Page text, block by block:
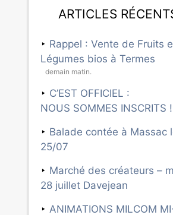
Articles
Rappel : Vente de Fruits
Légumes bios à Termes
demain matin.
C’EST OFFICIEL :
NOUS SOMMES INSCRITS !
Balade contée à Massac
25/07
Marché des créateurs –
28 juillet Davejean
ANIMATIONS MILCOM